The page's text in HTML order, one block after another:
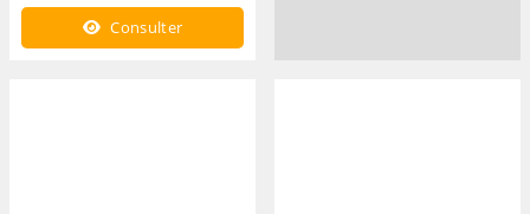
Consulter